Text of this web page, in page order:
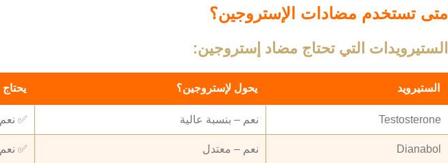
متى تستخدم مضادات الإستروجين؟
الستيرويدات التي تحتاج مضاد إستروجين:
الستيرويد يحول لإستروجين؟ يحتاج AI؟
Testosterone نعم – بنسبة عالية ✅ نعم
Dianabol نعم – معتدل ✅ نعم